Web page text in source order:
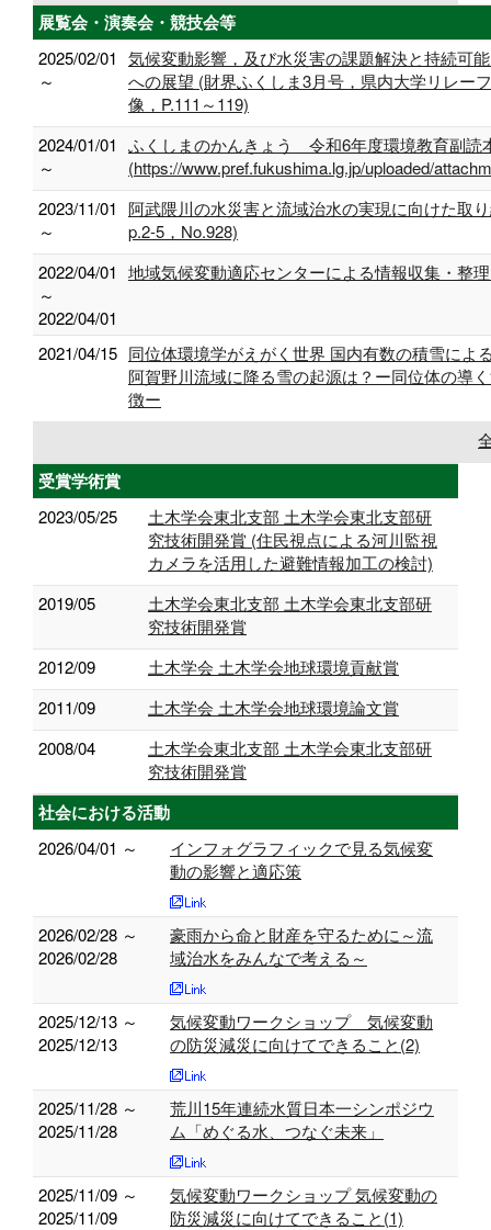
展覧会・演奏会・競技会等
2025/02/01
～
気候変動影響，及び水災害の課題解決と持続可
への展望 (財界ふくしま3月号，県内大学リレー
像，P.111～119)
2024/01/01
～
ふくしまのかんきょう 令和6年度環境教育副読
(https://www.pref.fukushima.lg.jp/uploaded/
2023/11/01
～
阿武隈川の水災害と流域治水の実現に向けた取
p.2-5，No.928)
2022/04/01
～
2022/04/01
地域気候変動適応センターによる情報収集・整
2021/04/15 同位体環境学がえがく世界 国内有数の積雪によ
阿賀野川流域に降る雪の起源は？ー同位体の導
徴ー
受賞学術賞
2023/05/25
土木学会東北支部 土木学会東北支部研
究技術開発賞 (住民視点による河川監視
カメラを活用した避難情報加工の検討)
2019/05
土木学会東北支部 土木学会東北支部研
究技術開発賞
2012/09
土木学会 土木学会地球環境貢献賞
2011/09
土木学会 土木学会地球環境論文賞
2008/04
土木学会東北支部 土木学会東北支部研
究技術開発賞
社会における活動
2026/04/01 ～
インフォグラフィックで見る気候変
動の影響と適応策
2026/02/28 ～
2026/02/28
豪雨から命と財産を守るために～流
域治水をみんなで考える～
2025/12/13 ～
2025/12/13
気候変動ワークショップ 気候変動
の防災減災に向けてできること(2)
2025/11/28 ～
2025/11/28
荒川15年連続水質日本一シンポジウ
ム「めぐる水、つなぐ未来」
2025/11/09 ～
2025/11/09
気候変動ワークショップ 気候変動の
防災減災に向けてできること(1)